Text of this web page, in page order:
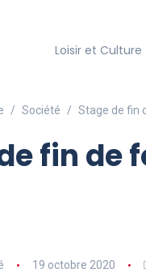
Loisir et Culture
Société Stage de fin
fin de
19 octobre 2020